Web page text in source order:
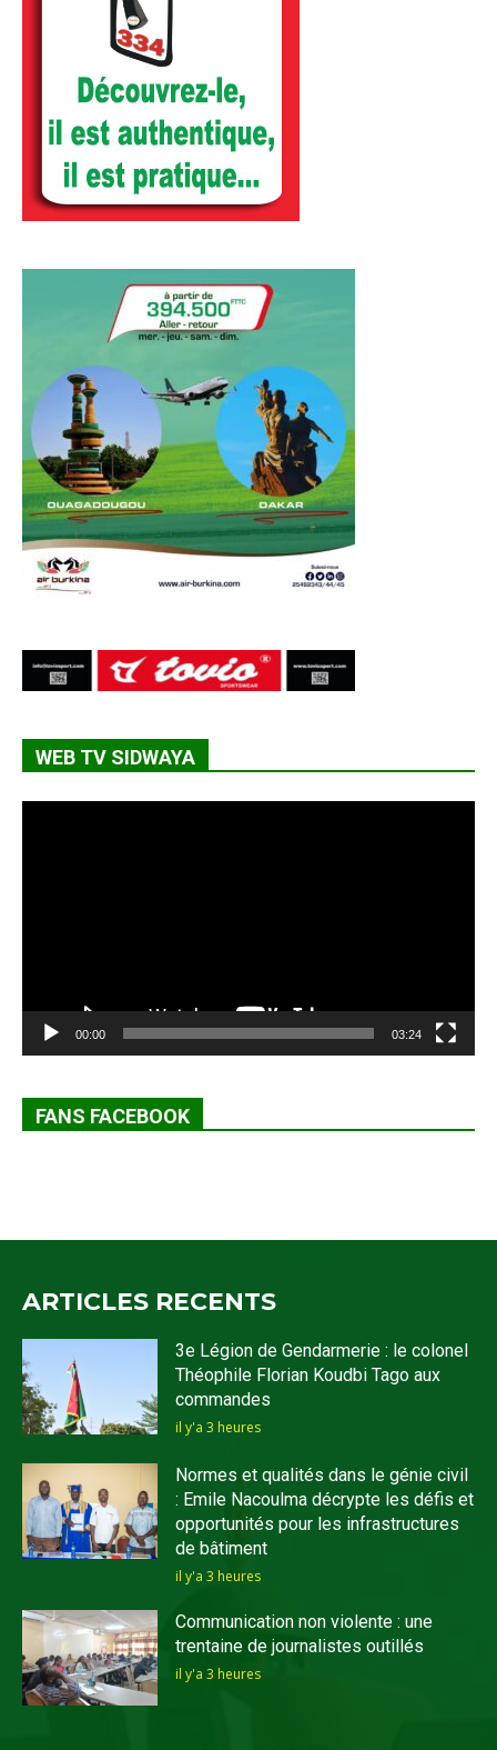
WEB TV SIDWAYA
00:00 03:24
FANS FACEBOOK
ARTICLES RECENTS
3e Légion de Gendarmerie : le colonel
Théophile Florian Koudbi Tago aux
commandes
il y'a 3 heures
Normes et qualités dans le génie civil
: Emile Nacoulma décrypte les défis et
opportunités pour les infrastructures
de bâtiment
il y'a 3 heures
Communication non violente : une
trentaine de journalistes outillés
il y'a 3 heures